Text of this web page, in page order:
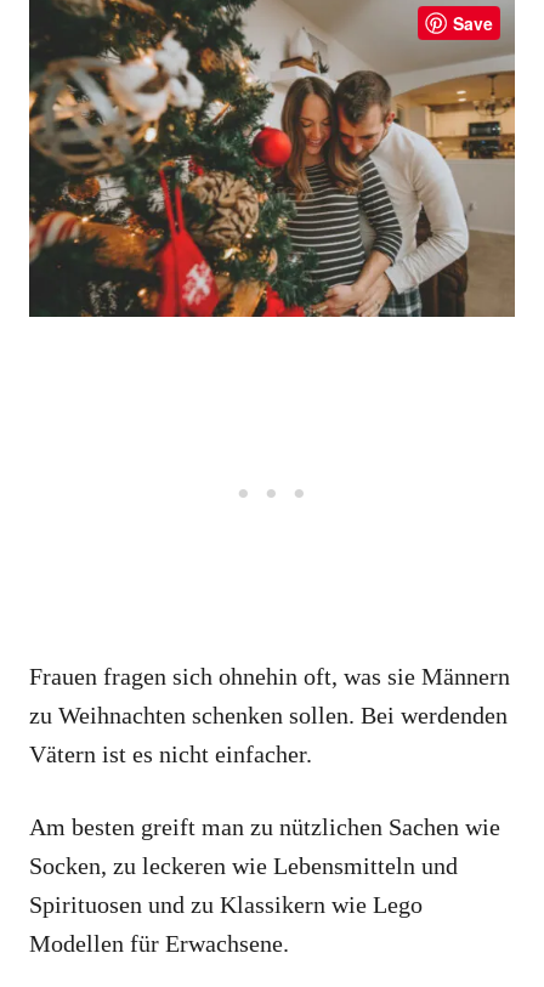
Save
Frauen fragen sich ohnehin oft, was sie Männern
zu Weihnachten schenken sollen. Bei werdenden
Vätern ist es nicht einfacher.
Am besten greift man zu nützlichen Sachen wie
Socken, zu leckeren wie Lebensmitteln und
Spirituosen und zu Klassikern wie Lego
Modellen für Erwachsene.